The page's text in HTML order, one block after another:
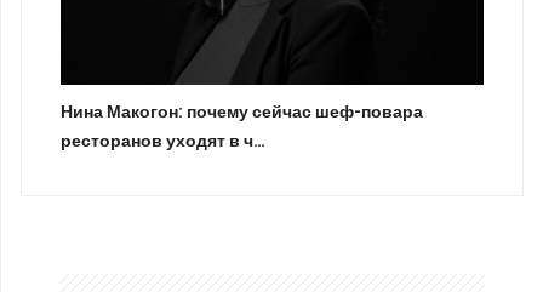
Нина Макогон: почему сейчас шеф-повара
ресторанов уходят в ч…